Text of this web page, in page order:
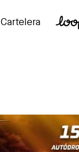
Cartelera